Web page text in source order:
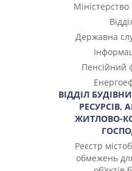
Державна
Пенсійний
ВІДДІЛ
РЕСУРСІВ,
ЖИТЛОВО-
Реєстр
обмежень